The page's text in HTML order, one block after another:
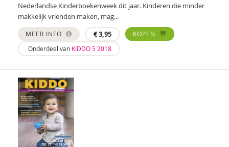
Ben Baarda
Sebastiaan Baauw
Anne-Floor Bakker
Carolina Bakker
Ina Bakker
Pieter Paul Bakker
Marielle Balledux
Nederlandse Kinderboekenweek dit jaar. Kinderen die minder
makkelijk vrienden maken, mag...
MEER INFO €3,95
KOPEN
Onderdeel van KIDDO 5 2018